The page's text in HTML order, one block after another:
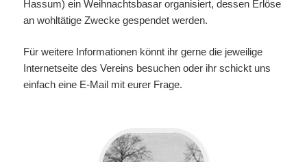
Hassum) ein Weihnachtsbasar organisiert, dessen Erlöse
an wohltätige Zwecke gespendet werden.
Für weitere Informationen könnt ihr gerne die jeweilige
Internetseite des Vereins besuchen oder ihr schickt uns
einfach eine E-Mail mit eurer Frage.